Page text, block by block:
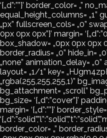
‘{„d”:””}’ border_color= „”
equal_height_columns= „1”
„px” fullscreen_cols= „0”
0px 0px 0px”}’ margin=
box_shadow= „0px 0px 0px
border_radius= „0” hide_in=
„none” animation_delay=
layout= „1/1” key=
„rgba(255,255,255,1)”
bg_attachment= „scroll”
bg_size= ‘{„d”:”cover”}’
margin= ‘{„d”:””}’ border_style=
border_color= „”